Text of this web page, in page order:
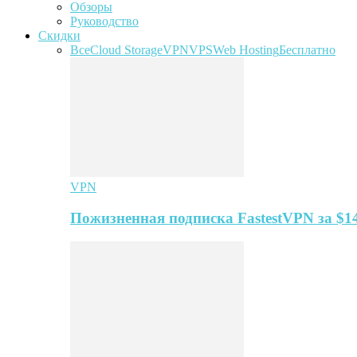
Обзоры
Руководство
Скидки
ВсеCloud StorageVPNVPSWeb HostingБесплатно
VPN
Пожизненная подписка FastestVPN за